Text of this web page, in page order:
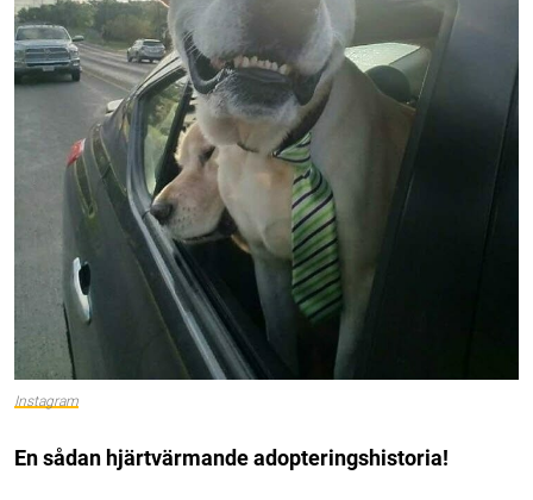
Instagram
En sådan hjärtvärmande adopteringshistoria!